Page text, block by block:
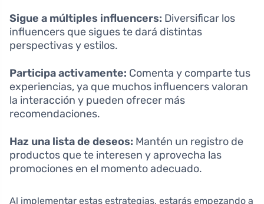
Sigue a múltiples influencers: Diversificar los
influencers que sigues te dará distintas
perspectivas y estilos.
Participa activamente: Comenta y comparte tus
experiencias, ya que muchos influencers valoran
la interacción y pueden ofrecer más
recomendaciones.
Haz una lista de deseos: Mantén un registro de
productos que te interesen y aprovecha las
promociones en el momento adecuado.
Al implementar estas estrategias, estarás empezando a